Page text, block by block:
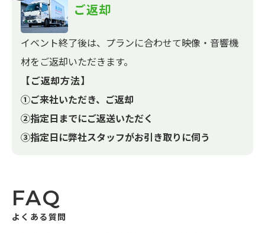
ご返却
イベント終了後は、プランに合わせて映像・音響機
材をご返却いただきます。
【ご返却方法】
①ご来社いただき、ご返却
②指定日までにご返送いただく
③指定日に弊社スタッフがお引き取りに伺う
FAQ
よくある質問